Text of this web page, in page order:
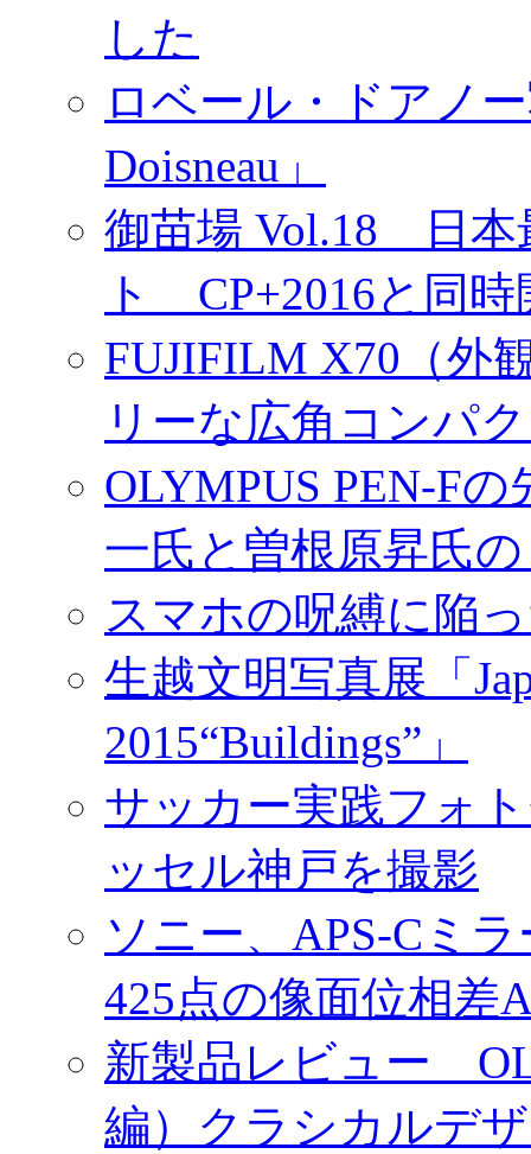
した
ロベール・ドアノ
Doisneau」
御苗場 Vol.18 日本
ト CP+2016と同時
FUJIFILM X70（外
リーな広角コンパ
OLYMPUS PEN-F
一氏と曽根原昇氏
スマホの呪縛に陥
生越文明写真展「
2015“Buildings”」
サッカー実践フォ
ッセル神戸を撮影
ソニー、APS-Cミ
425点の像面位相
新製品レビュー
編）クラシカルデ